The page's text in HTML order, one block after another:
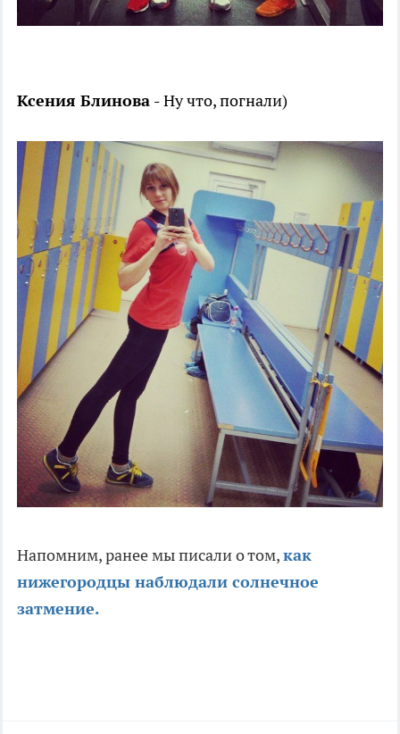
Ксения Блинова -Ну что, погнали)
Напомним, ранее мы писали о том,как
нижегородцы наблюдали солнечное
затмение.